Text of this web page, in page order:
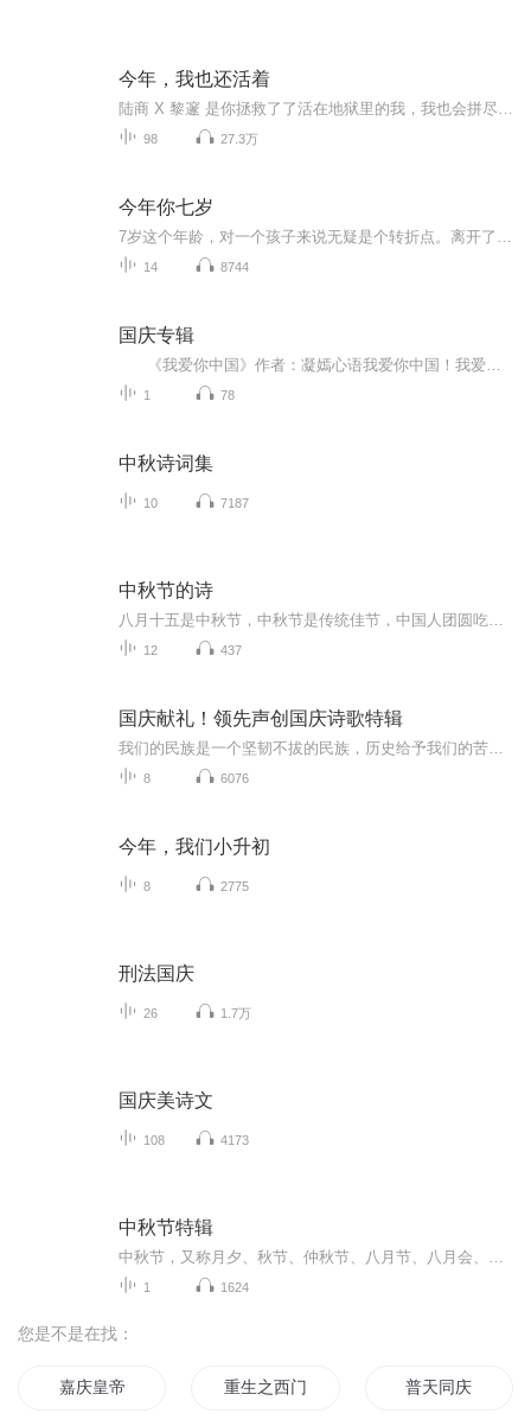
今年，我也还活着
98 27.3万
今年你七岁
14 8744
国庆专辑
1 78
中秋诗词集
10 7187
中秋节的诗
12 437
国庆献礼！领先声创国庆诗歌特辑
8 6076
今年，我们小升初
8 2775
刑法国庆
26 1.7万
国庆美诗文
108 4173
中秋节特辑
1 1624
您是不是在找：
嘉庆皇帝 重生之西门庆 普天同庆